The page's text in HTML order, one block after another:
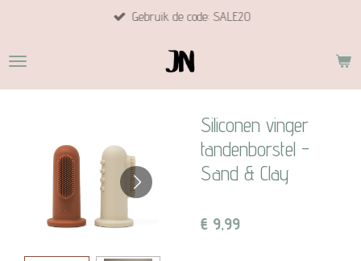
naar
hoofdinhoud
Gebruik de code: SALE20
Siliconen vinger
tandenborstel -
Sand & Clay
€ 9,99